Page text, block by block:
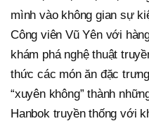
mình vào không gian sự
Công viên Vũ Yên với
khám phá nghệ thuật
thức các món ăn đặc
“xuyên không” thành
Hanbok truyền thống với